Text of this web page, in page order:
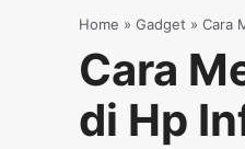
Home » Gadget » Cara
Cara
di Hp